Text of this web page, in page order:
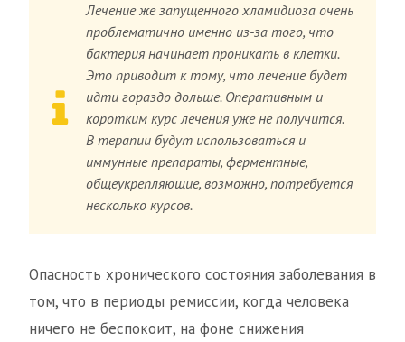
Лечение же запущенного хламидиоза очень
проблематично именно из-за того, что
бактерия начинает проникать в клетки.
Это приводит к тому, что лечение будет
идти гораздо дольше. Оперативным и
коротким курс лечения уже не получится.
В терапии будут использоваться и
иммунные препараты, ферментные,
общеукрепляющие, возможно, потребуется
несколько курсов.
Опасность хронического состояния заболевания в
том, что в периоды ремиссии, когда человека
ничего не беспокоит, на фоне снижения